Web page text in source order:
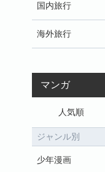
国内旅行
海外旅行
マンガ
人気順
ジャンル別
少年漫画